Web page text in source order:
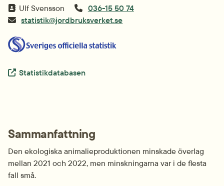
Ulf Svensson
036-15 50 74
statistik@jordbruksverket.se
Extern länk.
Statistikdatabasen
Sammanfattning
Den ekologiska animalieproduktionen minskade överlag
mellan 2021 och 2022, men minskningarna var i de flesta
fall små.